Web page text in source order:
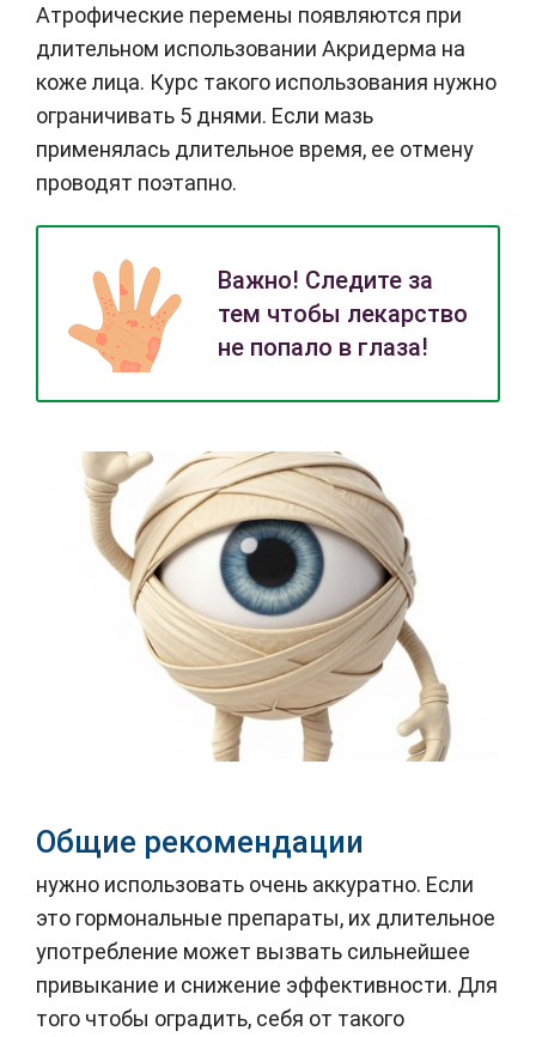
Атрофические перемены появляются при
длительном использовании Акридерма на
коже лица. Курс такого использования нужно
ограничивать 5 днями. Если мазь
применялась длительное время, ее отмену
проводят поэтапно.
Важно! Следите за
тем чтобы лекарство
не попало в глаза!
Общие рекомендации
нужно использовать очень аккуратно. Если
это гормональные препараты, их длительное
употребление может вызвать сильнейшее
привыкание и снижение эффективности. Для
того чтобы оградить, себя от такого